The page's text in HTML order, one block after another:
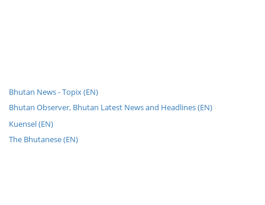
Bhutan News - Topix (EN)
Bhutan Observer, Bhutan Latest News and Headlines (EN)
Kuensel (EN)
The Bhutanese (EN)